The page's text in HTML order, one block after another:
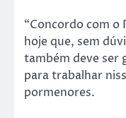
“Concordo com o
hoje que, sem
também deve ser
para trabalhar
pormenores.